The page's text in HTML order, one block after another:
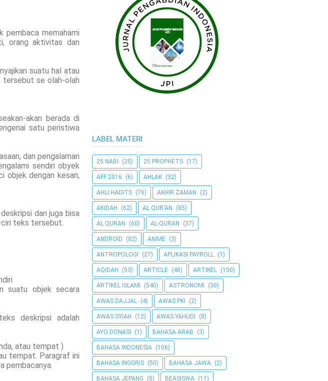
pembaca memahami
orang aktivitas dan
suatu hal atau
tersebut se olah-olah
akan berada di
satu peristiwa
dan pengalaman
sendiri obyek
objek dengan kesan,
dan juga bisa
teks tersebut.
suatu objek secara
deskripsi adalah
atau tempat )
tempat. Paragraf ini
pembacanya.
LABEL MATERI
25 NABI (25) 25 PROPHETS (17)
AFF 2016 (6) AHLAK (32)
AHLI HADITS (76) AKHIR ZAMAN (2)
AKIDAH (62) AL QUR'AN (85)
AL QURAN (60) AL-QURAN (37)
ANDROID (82) ANIME (3)
ANTROPOLOGI (27) APLIKASI PAYROLL (1)
AQIDAH (53) ARTICLE (48) ARTIKEL (150)
ARTIKEL ISLAMI (540) ASTRONOMI (30)
AWAS DAJJAL (4) AWAS PKI (2)
AWAS SYIAH (12) AWAS YAHUDI (8)
AYO DONASI (1) BAHASA ARAB (3)
BAHASA INDONESIA (106)
BAHASA INGGRIS (50) BAHASA JAWA (2)
BAHASA JEPANG (5) BEASISWA (11)